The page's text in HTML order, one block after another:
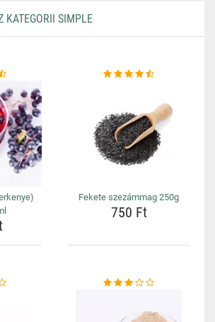
KATEGORII SIMPLE
Fekete szezámmag 250g
750 Ft